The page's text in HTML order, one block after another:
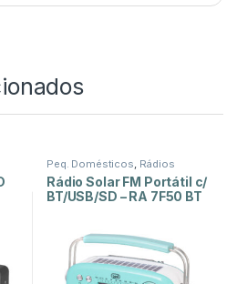
Peq. Domésticos, Rádios
Rádio Solar FM Portátil c/
BT/USB/SD – RA 7F50 BT